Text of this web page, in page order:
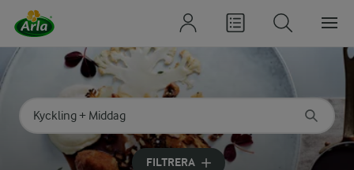
Sök på kategori eller ingrediens
Skriv in sökord för att få förslag
FILTRERA